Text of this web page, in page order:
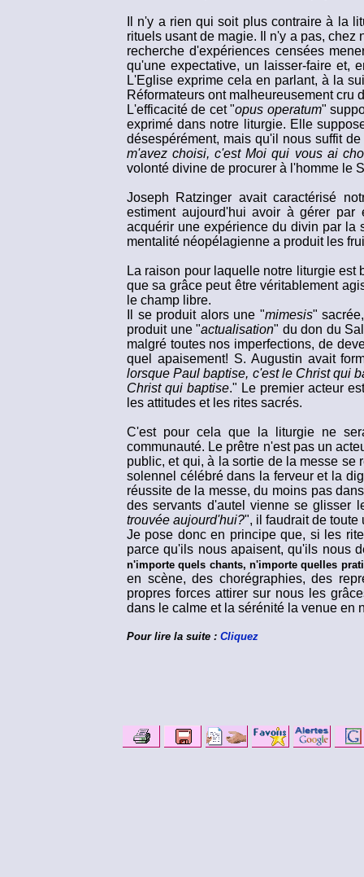
Il n'y a rien qui soit plus contraire à la
rituels usant de magie. Il n'y a pas,
recherche d'expériences censées
qu'une expectative, un laisser-faire et,
L'Eglise exprime cela en parlant, à la
Réformateurs ont malheureusement cru
L'efficacité de cet "opus operatum"
exprimé dans notre liturgie. Elle
désespérément, mais qu'il nous suffit
m'avez choisi, c'est Moi qui vous ai
volonté divine de procurer à l'homme le
Joseph Ratzinger avait caractérisé
estiment aujourd'hui avoir à gérer
acquérir une expérience du divin par la
mentalité néopélagienne a produit les
La raison pour laquelle notre liturgie
que sa grâce peut être véritablement
le champ libre.
Il se produit alors une "mimesis"
produit une "actualisation" du don du
malgré toutes nos imperfections, de
quel apaisement! S. Augustin avait
lorsque Paul baptise, c'est le Christ qui
Christ qui baptise." Le premier acteur
les attitudes et les rites sacrés.
C'est pour cela que la liturgie ne
communauté. Le prêtre n'est pas un
public, et qui, à la sortie de la messe se
solennel célébré dans la ferveur et la
réussite de la messe, du moins pas
des servants d'autel vienne se glisser
trouvée aujourd'hui?", il faudrait de toute
Je pose donc en principe que, si les
parce qu'ils nous apaisent, qu'ils nous
n'importe quels chants, n'importe quelles
en scène, des chorégraphies, des
propres forces attirer sur nous les
dans le calme et la sérénité la venue en
Pour lire la suite : Cliquez